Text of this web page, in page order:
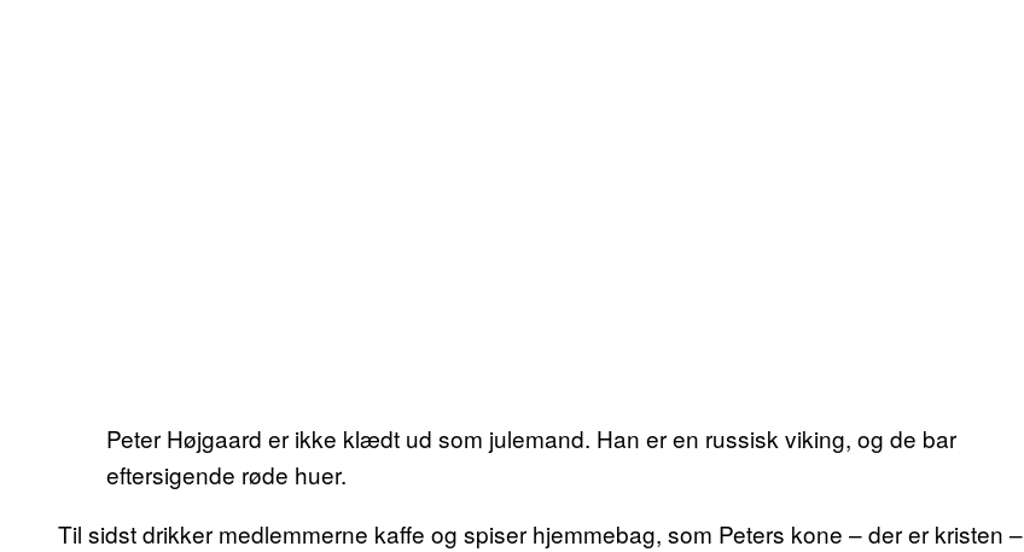
Peter Højgaard er ikke klædt ud som julemand. Han er en russisk viking, og de bar
eftersigende røde huer.
Til sidst drikker medlemmerne kaffe og spiser hjemmebag, som Peters kone – der er kristen –